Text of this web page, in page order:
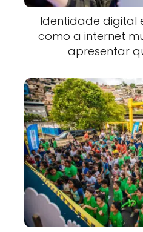
Identidade digital
como a internet
apresentar